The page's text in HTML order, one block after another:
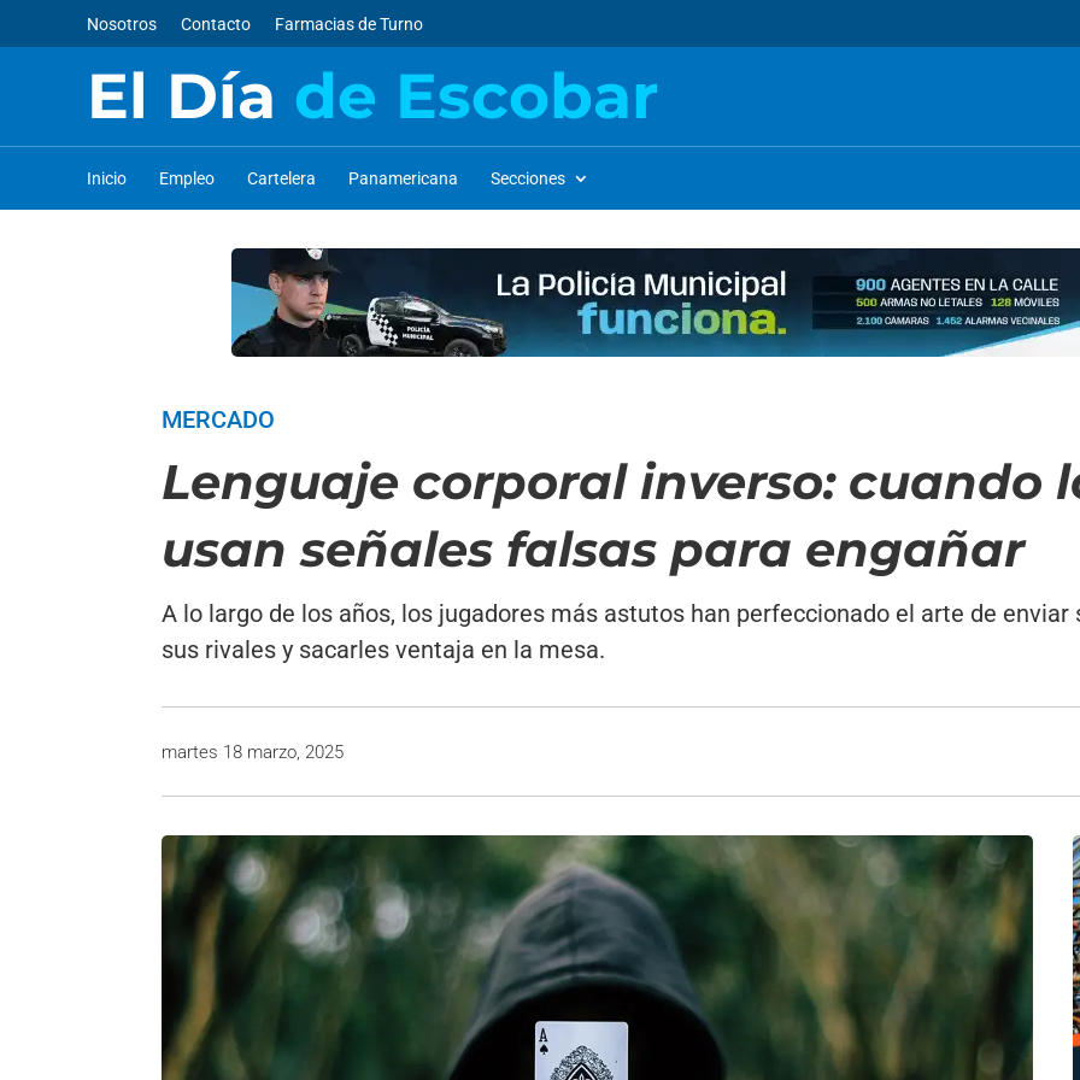
Nosotros Contacto Farmacias de Turno
El Día de Escobar
Inicio Empleo Cartelera Panamericana Secciones
MERCADO
Lenguaje corporal inverso: cuando
usan señales falsas para engañar
A lo largo de los años, los jugadores más astutos han perfeccionado el arte de
sus rivales y sacarles ventaja en la mesa.
martes 18 marzo, 2025